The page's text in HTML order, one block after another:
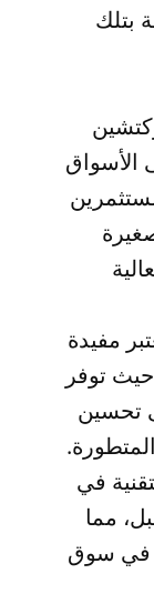
بتلك
مفيدة
توفر
تحسين
في
مما
في سوق